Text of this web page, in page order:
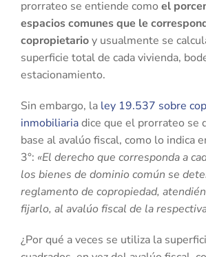
prorrateo se entiende como el
espacios comunes que le
copropietarioy usualmente se
superficie total de cada vivienda,
estacionamiento.
Sin embargo, la ley 19.537 sobre
inmobiliariadice que el prorrateo se
base al avalúo fiscal, como lo indica
3°: «El derecho que corresponda a
los bienes de dominio común se
reglamento de copropiedad,
fijarlo, al avalúo fiscal de la
¿Por qué a veces se utiliza la